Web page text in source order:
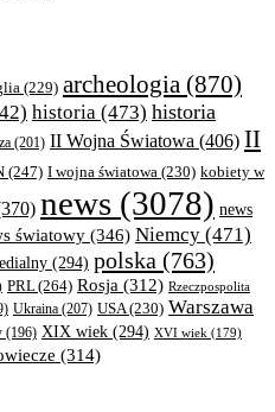
(229) archeologia (870)
historia (473) historia
(201) II Wojna Światowa (406) II
(247) I wojna światowa (230) kobiety w
news (3078) news
światowy (346) Niemcy (471)
(294) polska (763)
PRL(264) Rosja (312) Rzeczpospolita
Ukraina (207) USA(230) Warszawa
(196) XIX wiek (294) XVI wiek (179)
(314)